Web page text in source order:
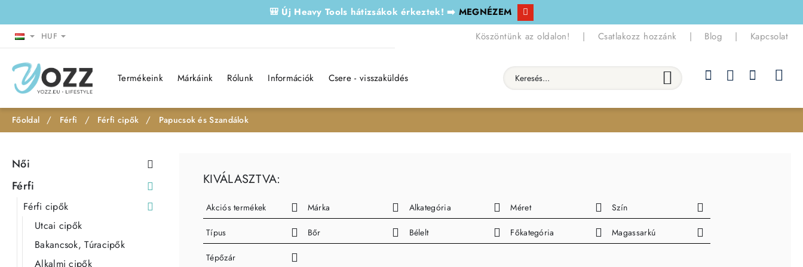
🎒 Új Heavy Tools hátizsákok érkeztek! ➡️ MEGNÉZEM
HUF Köszöntünk az oldalon! | Csatlakozz hozzánk | Blog | Kapcsolat
Termékeink Márkáink Rólunk Információk Csere - visszaküldés Keresés...
h
m
e
Férfi Férfi cipők Papucsok és Szandálok
Női
Férfi
Férfi cipők
Utcai cipők
Bakancsok, Túracipők
Alkalmi cipők
KIVÁLASZTVA:
Akciós termékek Márka Alkategória Méret Szín
Típus Bőr Bélelt Főkategória Magassarkú
Tépőzár